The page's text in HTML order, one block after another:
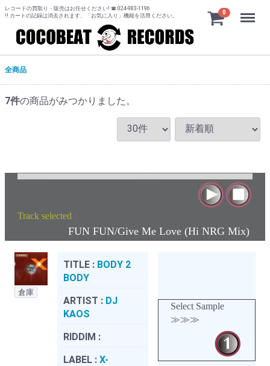
レコードの買取り・販売はお任せください! ☎ 024-983-1196
!! カートの記録は消去されます、「お気に入り」機能を活用ください。
0 Menu
全商品
7件の商品がみつかりました。
Track selected :
FUN FUN/Give Me Love (Hi NRG Mix)
倉庫
TITLE : BODY 2
BODY
ARTIST : DJ
KAOS
RIDDIM :
LABEL : X-
Select Sample
≫≫≫